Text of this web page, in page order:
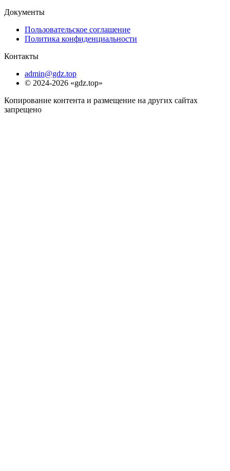
Документы
Пользовательское соглашение
Политика конфиденциальности
Контакты
admin@gdz.top
© 2024-2026 «gdz.top»
Копирование контента и размещение на других сайтах
запрещено